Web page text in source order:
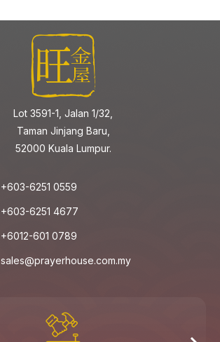
Lot 3591-1, Jalan 1/32,
Taman Jinjang Baru,
52000 Kuala Lumpur.
+603-6251 0559
+603-6251 4677
+6012-601 0789
sales@prayerhouse.com.my